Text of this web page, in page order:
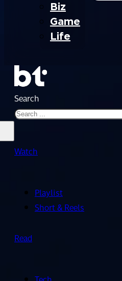
Biz
Game
Life
Search
Watch
Playlist
Short & Reels
Read